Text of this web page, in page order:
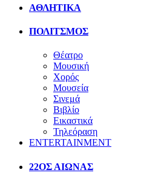
ΑΘΛΗΤΙΚΑ
ΠΟΛΙΤΣΜΟΣ
Θέατρο
Μουσική
Χορός
Μουσεία
Σινεμά
Βιβλίο
Εικαστικά
Τηλεόραση
ENTERTAINMENT
22ΟΣ ΑΙΩΝΑΣ